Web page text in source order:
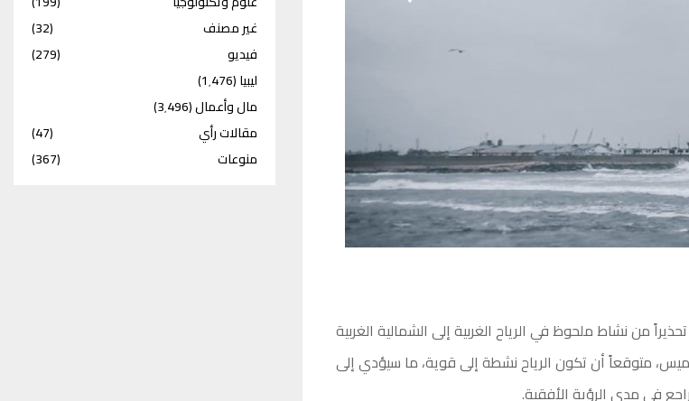
من نشاط ملحوظ في الرياح الغربية إلى الشمالية الغربية
متوقعاً أن تكون الرياح نشطة إلى قوية، ما سيؤدي إلى
في مدى الرؤية الأفقية.
غير مصنف
(32)
فيديو
(279)
ليبيا(1٬476)
مال وأعمال(3٬496)
مقالات رأي
(47)
منوعات
(367)